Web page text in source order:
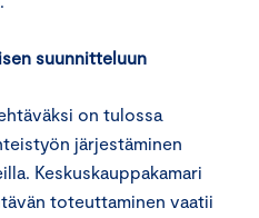
suunnitteluun
on tulossa
järjestäminen
Keskuskauppakamari
toteuttaminen vaatii